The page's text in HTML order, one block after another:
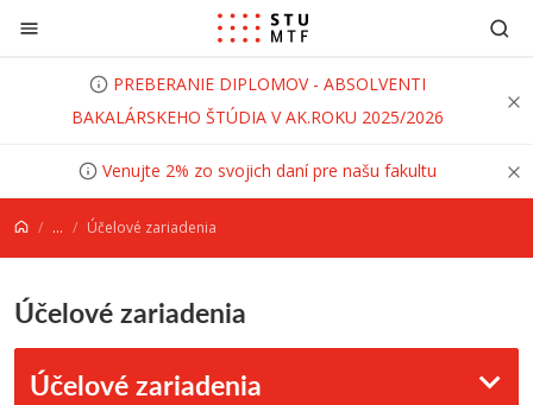
Prejsť na obsah
PREBERANIE DIPLOMOV - ABSOLVENTI
BAKALÁRSKEHO ŠTÚDIA V AK.ROKU 2025/2026
Venujte 2% zo svojich daní pre našu fakultu
... Účelové zariadenia
Účelové zariadenia
Účelové zariadenia